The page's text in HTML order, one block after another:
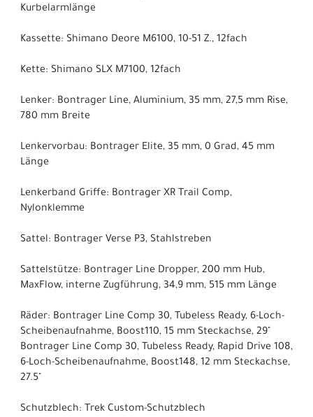
Kurbelarmlänge
Kassette: Shimano Deore M6100, 10-51 Z., 12fach
Kette: Shimano SLX M7100, 12fach
Lenker: Bontrager Line, Aluminium, 35 mm, 27,5 mm Rise,
780 mm Breite
Lenkervorbau: Bontrager Elite, 35 mm, 0 Grad, 45 mm
Länge
Lenkerband Griffe: Bontrager XR Trail Comp,
Nylonklemme
Sattel: Bontrager Verse P3, Stahlstreben
Sattelstütze: Bontrager Line Dropper, 200 mm Hub,
MaxFlow, interne Zugführung, 34,9 mm, 515 mm Länge
Räder: Bontrager Line Comp 30, Tubeless Ready, 6-Loch-
Scheibenaufnahme, Boost110, 15 mm Steckachse, 29"
Bontrager Line Comp 30, Tubeless Ready, Rapid Drive 108,
6-Loch-Scheibenaufnahme, Boost148, 12 mm Steckachse,
27.5"
Schutzblech: Trek Custom-Schutzblech